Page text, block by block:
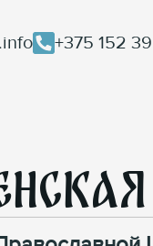
+375 152